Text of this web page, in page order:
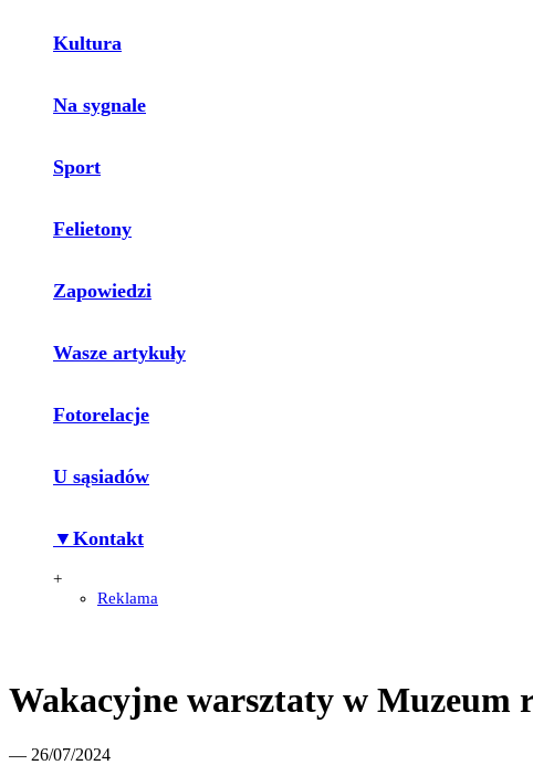
Kultura
Na sygnale
Sport
Felietony
Zapowiedzi
Wasze artykuły
Fotorelacje
U sąsiadów
▼Kontakt
+
Reklama
Wakacyjne warsztaty w Muzeum
— 26/07/2024